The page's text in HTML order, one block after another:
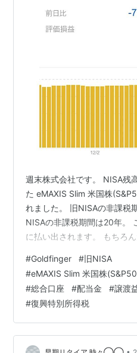
週末株式会社です。 NISA残
た eMAXIS Slim 米国株
れました。 旧NISAの非課税
NISAの非課税期間は20年。
に払い出されます。 もちろ
https://www.fsa.go.jp/
式投資では、配当金と譲渡益
住民税5％、 合わせて20％の
2037年12月末までは、 これ
#Goldfinger #旧NISA
#eMAXIS Slim 米国株
#総合口座 #配当金 #譲渡
#復興特別所得税